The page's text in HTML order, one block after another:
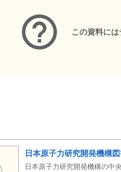
この資料には
日本原子力研究開発機構
日本原子力研究開発機構の中